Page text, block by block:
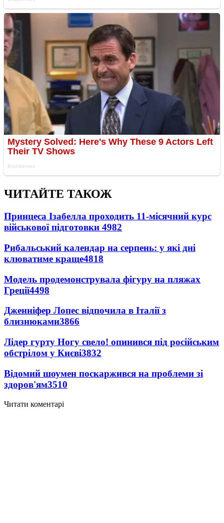
ЧИТАЙТЕ ТАКОЖ
Принцеса Ізабелла проходить 11-місячний курс
військової підготовки 4982
Рибальський календар на серпень: у які дні
клюватиме краще4818
Модель продемонструвала фігуру на пляжах
Греції4498
Дженніфер Лопес відпочила в Італії з
близнюками3866
Лідер гурту Ногу свело! опинився під російським
обстрілом у Києві3832
Відомий шоумен поскаржився на проблеми зі
здоров'ям3510
Читати коментарі